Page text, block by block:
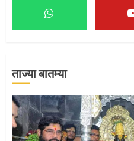
ताज्या बातम्या